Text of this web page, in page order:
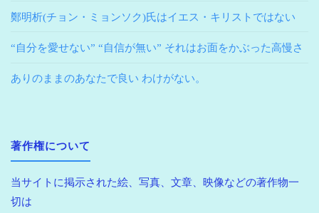
鄭明析(チョン・ミョンソク)氏はイエス・キリストではない
“自分を愛せない” “自信が無い” それはお面をかぶった高慢さ
ありのままのあなたで良い わけがない。
著作権について
当サイトに掲示された絵、写真、文章、映像などの著作物一
切は